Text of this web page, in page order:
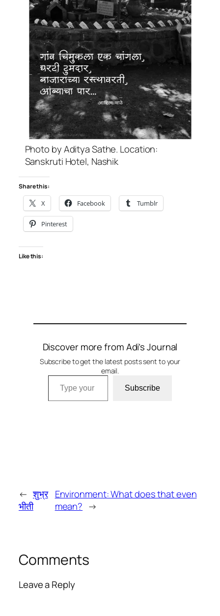
Photo by Aditya Sathe. Location:
Sanskruti Hotel, Nashik
Share this:
X Facebook Tumblr
Pinterest
Like this:
Discover more from Adi’s Journal
Subscribe to get the latest posts sent to your
email.
Type your email…
Subscribe
← शुभ्र
भीती
Environment: What does that even
mean? →
Comments
Leave a Reply